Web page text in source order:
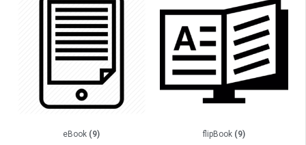
eBook (9) flipBook (9)